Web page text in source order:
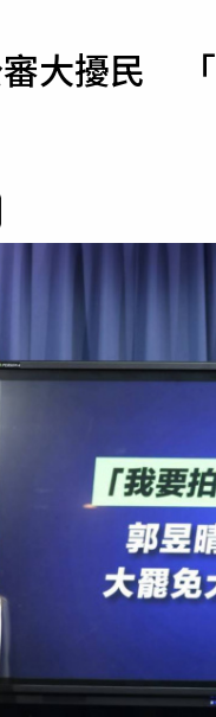
專欄大擾民